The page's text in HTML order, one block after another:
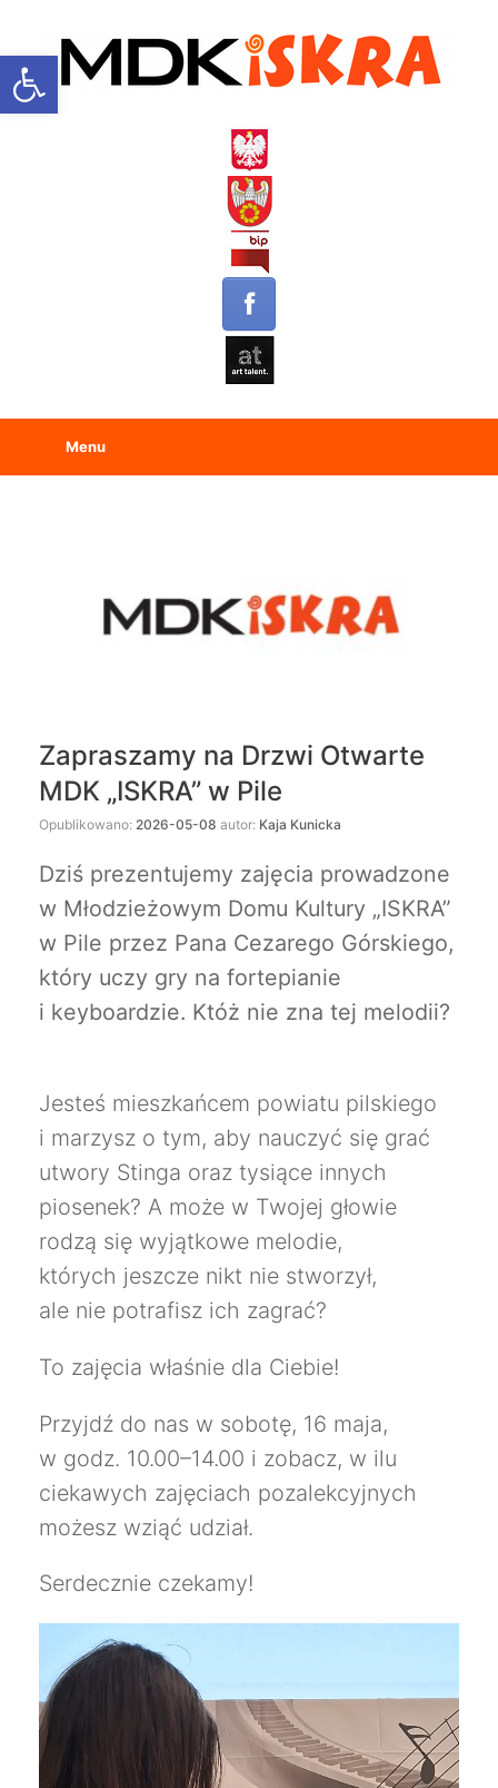
Open toolbar
Menu
Zapraszamy na Drzwi Otwarte
MDK „ISKRA” w Pile
Opublikowano: 2026-05-08 autor: Kaja Kunicka
Dziś prezentujemy zajęcia prowadzone
w Młodzieżowym Domu Kultury „ISKRA”
w Pile przez Pana Cezarego Górskiego,
który uczy gry na fortepianie
i keyboardzie. Któż nie zna tej melodii?
Jesteś mieszkańcem powiatu pilskiego
i marzysz o tym, aby nauczyć się grać
utwory Stinga oraz tysiące innych
piosenek? A może w Twojej głowie
rodzą się wyjątkowe melodie,
których jeszcze nikt nie stworzył,
ale nie potrafisz ich zagrać?
To zajęcia właśnie dla Ciebie!
Przyjdź do nas w sobotę, 16 maja,
w godz. 10.00–14.00 i zobacz, w ilu
ciekawych zajęciach pozalekcyjnych
możesz wziąć udział.
Serdecznie czekamy!
Odtwarzacz
video